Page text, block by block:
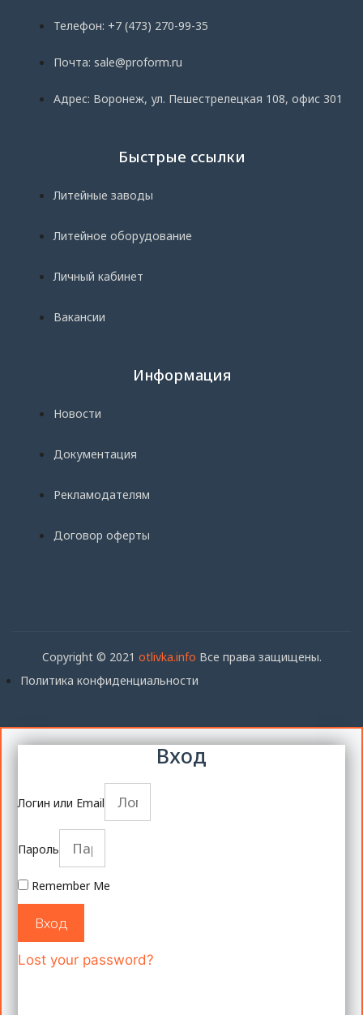
Телефон: +7 (473) 270-99-35
Почта: sale@proform.ru
Адрес: Воронеж, ул. Пешестрелецкая 108, офис 301
Быстрые ссылки
Литейные заводы
Литейное оборудование
Личный кабинет
Вакансии
Информация
Новости
Документация
Рекламодателям
Договор оферты
Copyright © 2021 otlivka.info Все права защищены.
Политика конфиденциальности
Вход
Логин или Email
Пароль
Remember Me
Вход
Lost your password?